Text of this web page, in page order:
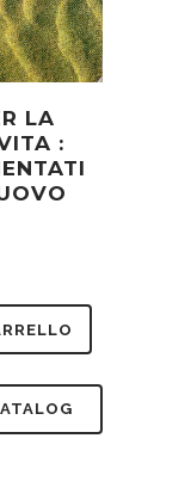
LA
: